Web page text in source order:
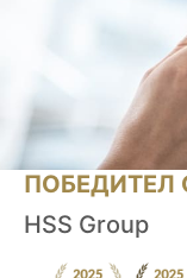
ПОБЕДИТЕЛ
HSS Group